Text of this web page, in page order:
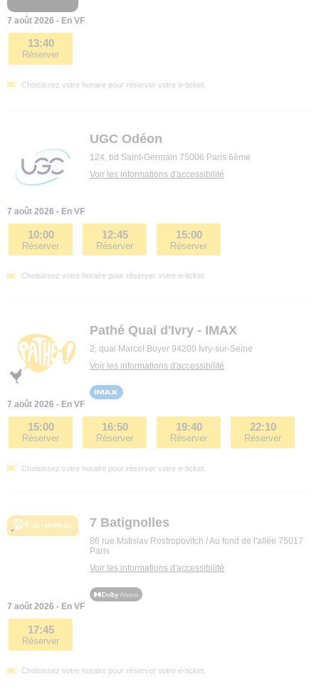
7 août 2026 - En VF
13:40
Réserver
Choisissez votre horaire pour réserver votre e-ticket.
UGC Odéon
124, bd Saint-Germain 75006 Paris 6ème
Voir les informations d'accessibilité
7 août 2026 - En VF
10:00
Réserver
12:45
Réserver
15:00
Réserver
Choisissez votre horaire pour réserver votre e-ticket.
Pathé Quai d'Ivry - IMAX
2, quai Marcel Boyer 94200 Ivry-sur-Seine
Voir les informations d'accessibilité
7 août 2026 - En VF
15:00
Réserver
16:50
Réserver
19:40
Réserver
22:10
Réserver
Choisissez votre horaire pour réserver votre e-ticket.
7 Batignolles
86 rue Mstislav Rostropovitch / Au fond de l'allée 75017
Paris
Voir les informations d'accessibilité
7 août 2026 - En VF
17:45
Réserver
Choisissez votre horaire pour réserver votre e-ticket.